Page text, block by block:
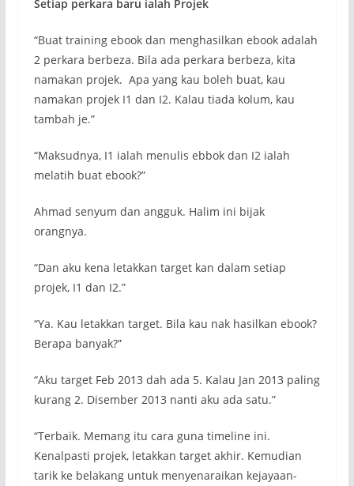
Setiap perkara baru ialah Projek
“Buat training ebook dan menghasilkan ebook adalah
2 perkara berbeza. Bila ada perkara berbeza, kita
namakan projek. Apa yang kau boleh buat, kau
namakan projek I1 dan I2. Kalau tiada kolum, kau
tambah je.”
“Maksudnya, I1 ialah menulis ebbok dan I2 ialah
melatih buat ebook?”
Ahmad senyum dan angguk. Halim ini bijak
orangnya.
“Dan aku kena letakkan target kan dalam setiap
projek, I1 dan I2.”
“Ya. Kau letakkan target. Bila kau nak hasilkan ebook?
Berapa banyak?”
“Aku target Feb 2013 dah ada 5. Kalau Jan 2013 paling
kurang 2. Disember 2013 nanti aku ada satu.”
“Terbaik. Memang itu cara guna timeline ini.
Kenalpasti projek, letakkan target akhir. Kemudian
tarik ke belakang untuk menyenaraikan kejayaan-